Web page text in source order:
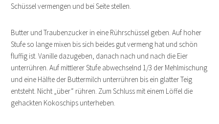
Schüssel vermengen und bei Seite stellen.
Butter und Traubenzucker in eine Rührschüssel geben. Auf hoher
Stufe so lange mixen bis sich beides gut vermeng hat und schön
fluffig ist. Vanille dazugeben, danach nach und nach die Eier
unterrühren. Auf mittlerer Stufe abwechselnd 1/3 der Mehlmischung
und eine Hälfte der Buttermilch unterrühren bis ein glatter Teig
entsteht. Nicht „über“ rühren. Zum Schluss mit einem Löffel die
gehackten Kokoschips unterheben.